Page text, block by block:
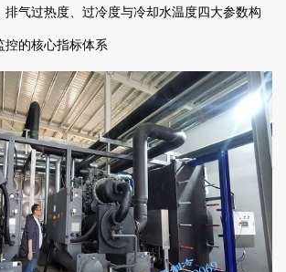
排气过热度、过冷度与冷却水温度四大参数构
控的核心指标体系